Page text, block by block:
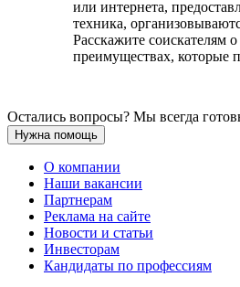
или интернета,
техника,
Расскажите соискателям
преимуществах, которые
Остались вопросы? Мы всегда
Нужна помощь
О компании
Наши вакансии
Партнерам
Реклама на сайте
Новости и статьи
Инвесторам
Кандидаты по профессиям